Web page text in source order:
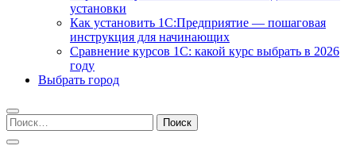
установки
Как установить 1С:Предприятие — пошаговая
инструкция для начинающих
Сравнение курсов 1С: какой курс выбрать в 2026
году
Выбрать город
Найти: